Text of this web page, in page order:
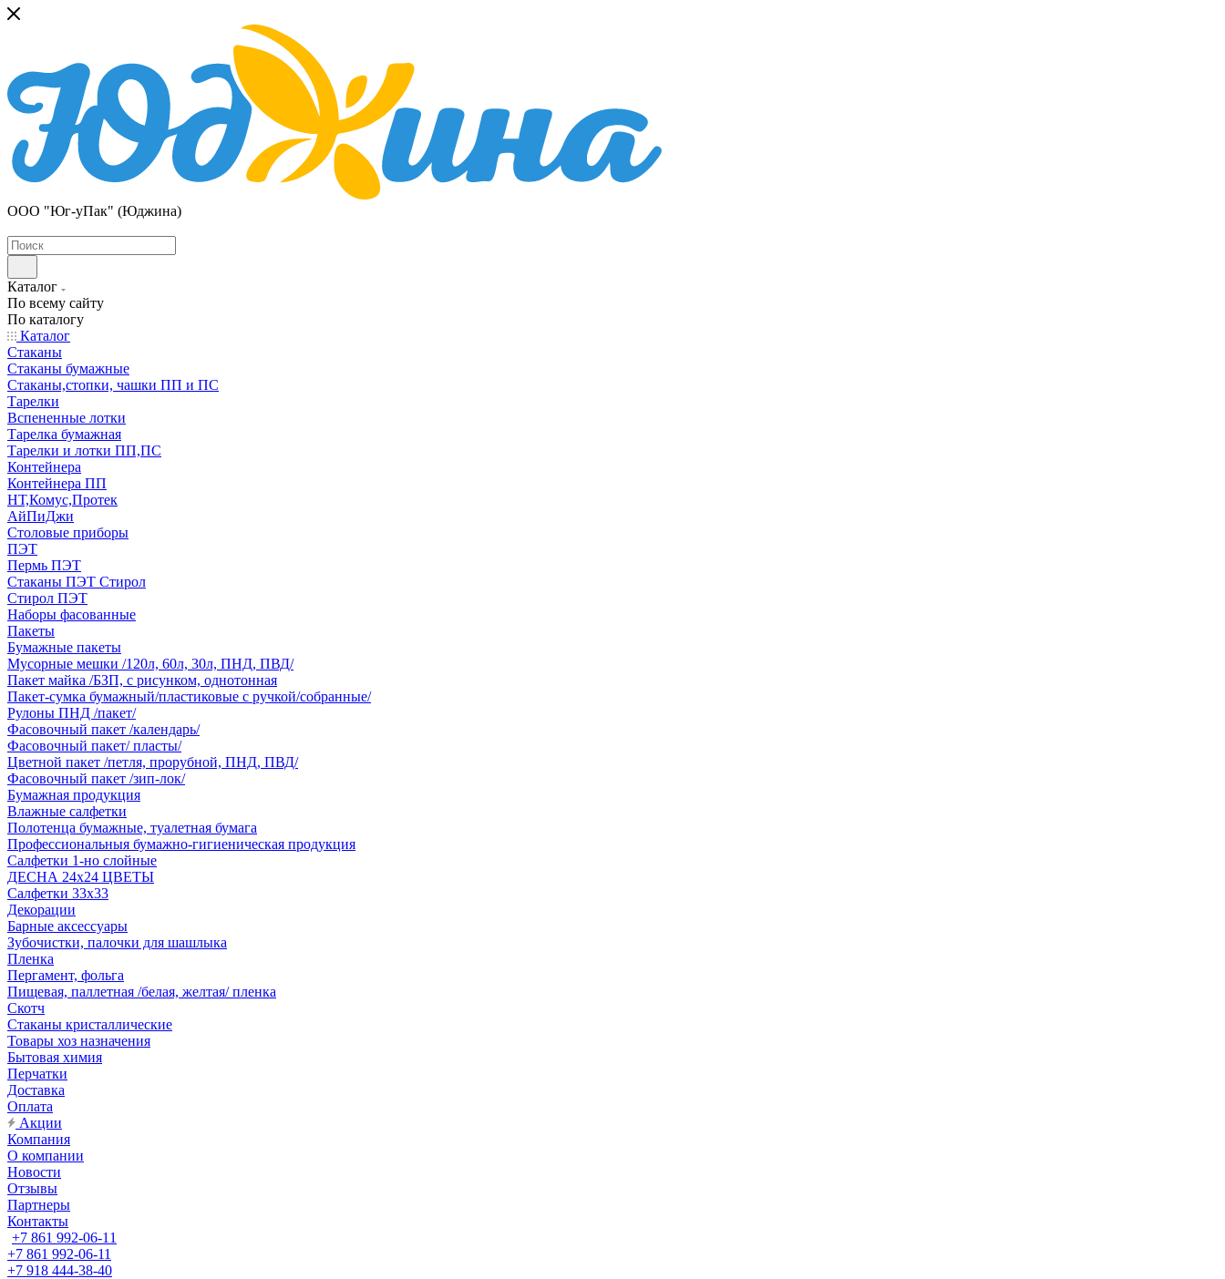
ООО "Юг-уПак" (Юджина)
Каталог
По всему сайту
По каталогу
Каталог
Стаканы
Стаканы бумажные
Стаканы,стопки, чашки ПП и ПС
Тарелки
Вспененные лотки
Тарелка бумажная
Тарелки и лотки ПП,ПС
Контейнера
Контейнера ПП
НТ,Комус,Протек
АйПиДжи
Столовые приборы
ПЭТ
Пермь ПЭТ
Стаканы ПЭТ Стирол
Стирол ПЭТ
Наборы фасованные
Пакеты
Бумажные пакеты
Мусорные мешки /120л, 60л, 30л, ПНД, ПВД/
Пакет майка /БЗП, с рисунком, однотонная
Пакет-сумка бумажный/пластиковые с ручкой/собранные/
Рулоны ПНД /пакет/
Фасовочный пакет /календарь/
Фасовочный пакет/ пласты/
Цветной пакет /петля, прорубной, ПНД, ПВД/
Фасовочный пакет /зип-лок/
Бумажная продукция
Влажные салфетки
Полотенца бумажные, туалетная бумага
Профессиональныя бумажно-гигиеническая продукция
Салфетки 1-но слойные
ДЕСНА 24х24 ЦВЕТЫ
Салфетки 33х33
Декорации
Барные аксессуары
Зубочистки, палочки для шашлыка
Пленка
Пергамент, фольга
Пищевая, паллетная /белая, желтая/ пленка
Скотч
Стаканы кристаллические
Товары хоз назначения
Бытовая химия
Перчатки
Доставка
Оплата
Акции
Компания
О компании
Новости
Отзывы
Партнеры
Контакты
+7 861 992-06-11
+7 861 992-06-11
+7 918 444-38-40